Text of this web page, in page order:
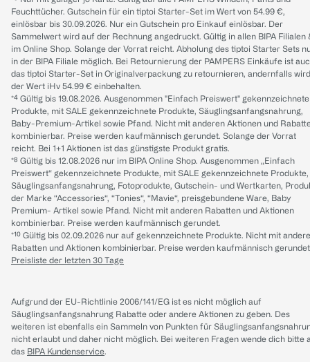
Feuchttücher. Gutschein für ein tiptoi Starter-Set im Wert von 54.99 €,
einlösbar bis 30.09.2026. Nur ein Gutschein pro Einkauf einlösbar. Der
Sammelwert wird auf der Rechnung angedruckt. Gültig in allen BIPA Filialen
im Online Shop. Solange der Vorrat reicht. Abholung des tiptoi Starter Sets
in der BIPA Filiale möglich. Bei Retournierung der PAMPERS Einkäufe ist
das tiptoi Starter-Set in Originalverpackung zu retournieren, andernfalls wird
der Wert iHv 54.99 € einbehalten.
*⁴ Gültig bis 19.08.2026. Ausgenommen "Einfach Preiswert" gekennzeichnete
Produkte, mit SALE gekennzeichnete Produkte, Säuglingsanfangsnahrung,
Baby-Premium-Artikel sowie Pfand. Nicht mit anderen Aktionen und
kombinierbar. Preise werden kaufmännisch gerundet. Solange der Vorrat
reicht. Bei 1+1 Aktionen ist das günstigste Produkt gratis.
*⁸ Gültig bis 12.08.2026 nur im BIPA Online Shop. Ausgenommen „Einfach
Preiswert“ gekennzeichnete Produkte, mit SALE gekennzeichnete Produkte,
Säuglingsanfangsnahrung, Fotoprodukte, Gutschein- und Wertkarten,
der Marke “Accessories“, “Tonies“, “Mavie“, preisgebundene Ware, Baby
Premium- Artikel sowie Pfand. Nicht mit anderen Rabatten und Aktionen
kombinierbar. Preise werden kaufmännisch gerundet.
*¹⁰ Gültig bis 02.09.2026 nur auf gekennzeichnete Produkte. Nicht mit
Rabatten und Aktionen kombinierbar. Preise werden kaufmännisch
Preisliste der letzten 30 Tage
Aufgrund der EU-Richtlinie 2006/141/EG ist es nicht möglich auf
Säuglingsanfangsnahrung Rabatte oder andere Aktionen zu geben. Des
weiteren ist ebenfalls ein Sammeln von Punkten für
nicht erlaubt und daher nicht möglich. Bei weiteren Fragen wende dich bitte
das BIPA Kundenservice.